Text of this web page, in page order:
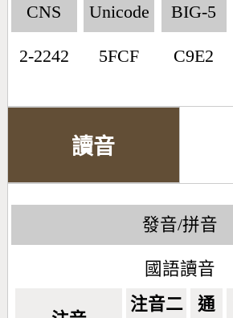
CNS
2-2242
Unicode
5FCF
BIG-5
C9E2
讀音
發音/拼音
國語讀音
注音二 通